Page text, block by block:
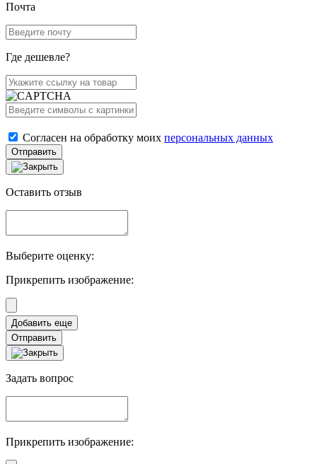
Почта
Где дешевле?
Согласен на обработку моих персональных данных
Отправить
Оставить отзыв
Выберите оценку:
Прикрепить изображение:
Отправить
Задать вопрос
Прикрепить изображение: